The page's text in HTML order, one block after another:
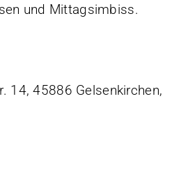
und Mittagsimbiss.
14, 45886 Gelsenkirchen,